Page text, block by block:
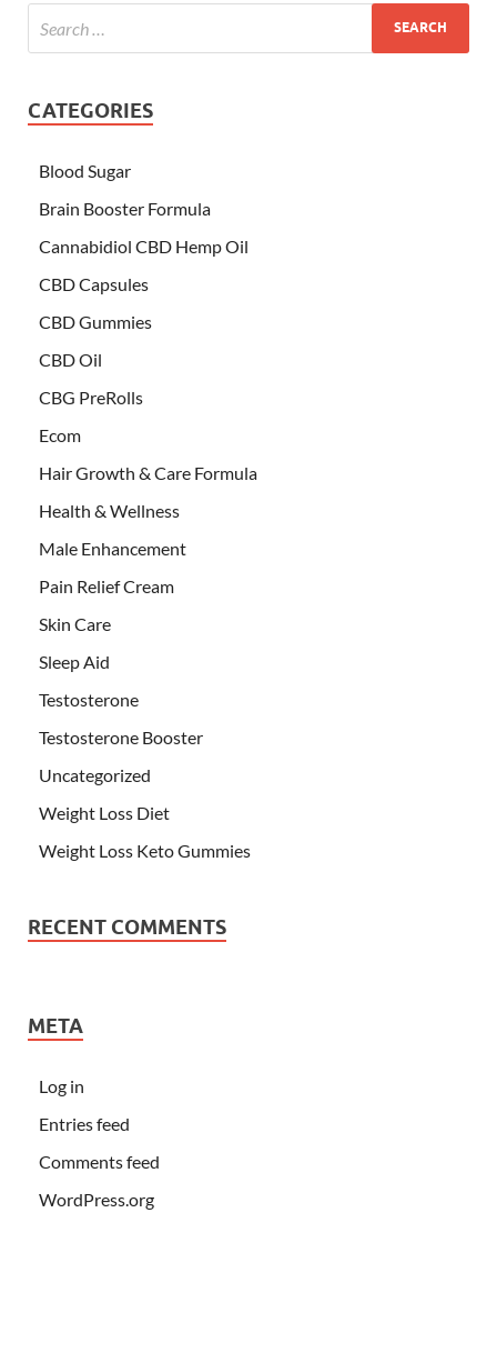
CATEGORIES
Blood Sugar
Brain Booster Formula
Cannabidiol CBD Hemp Oil
CBD Capsules
CBD Gummies
CBD Oil
CBG PreRolls
Ecom
Hair Growth & Care Formula
Health & Wellness
Male Enhancement
Pain Relief Cream
Skin Care
Sleep Aid
Testosterone
Testosterone Booster
Uncategorized
Weight Loss Diet
Weight Loss Keto Gummies
RECENT COMMENTS
META
Log in
Entries feed
Comments feed
WordPress.org